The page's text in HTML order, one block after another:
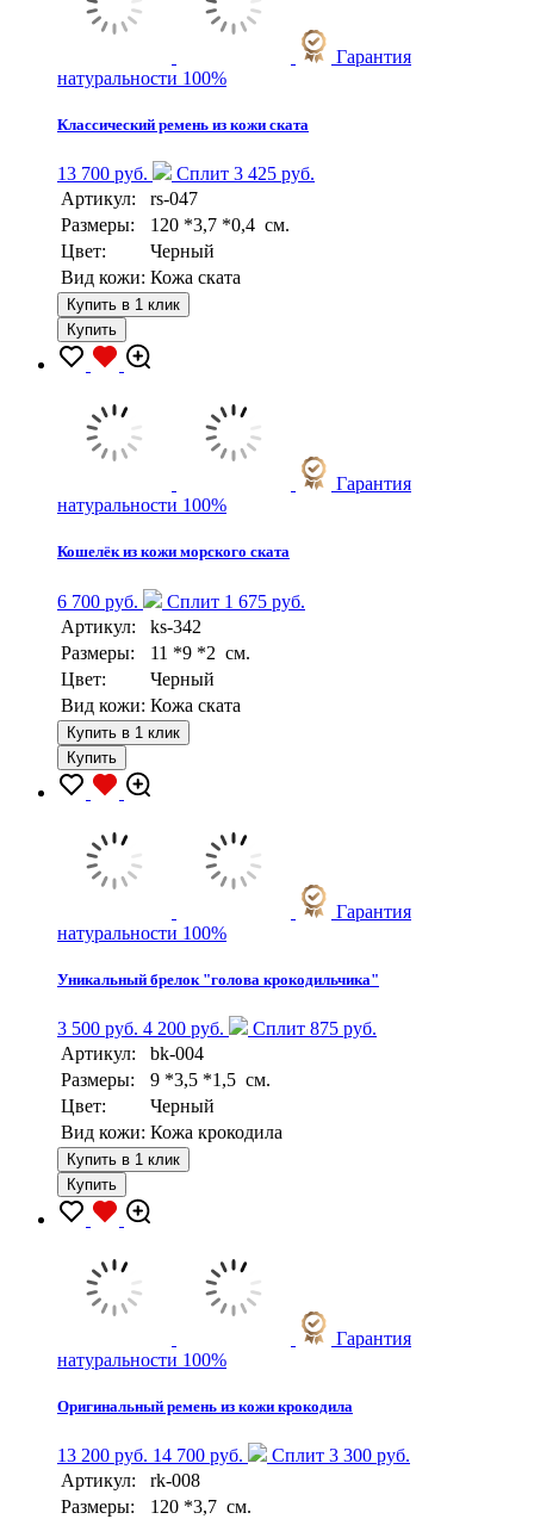
Гарантия
натуральности 100%
Классический ремень из кожи ската
13 700 руб.
Сплит 3 425 руб.
Артикул:
rs-047
Размеры:
120 *3,7 *0,4 см.
Цвет:
Черный
Вид кожи: Кожа ската
Купить в 1 клик
Купить
Гарантия
натуральности 100%
Кошелёк из кожи морского ската
6 700 руб.
Сплит 1 675 руб.
Артикул:
ks-342
Размеры:
11 *9 *2 см.
Цвет:
Черный
Вид кожи: Кожа ската
Купить в 1 клик
Купить
Гарантия
натуральности 100%
Уникальный брелок "голова крокодильчика"
3 500 руб. 4 200 руб.
Сплит 875 руб.
Артикул:
bk-004
Размеры:
9 *3,5 *1,5 см.
Цвет:
Черный
Вид кожи: Кожа крокодила
Купить в 1 клик
Купить
Гарантия
натуральности 100%
Оригинальный ремень из кожи крокодила
13 200 руб. 14 700 руб.
Сплит 3 300 руб.
Артикул:
rk-008
Размеры:
120 *3,7 см.